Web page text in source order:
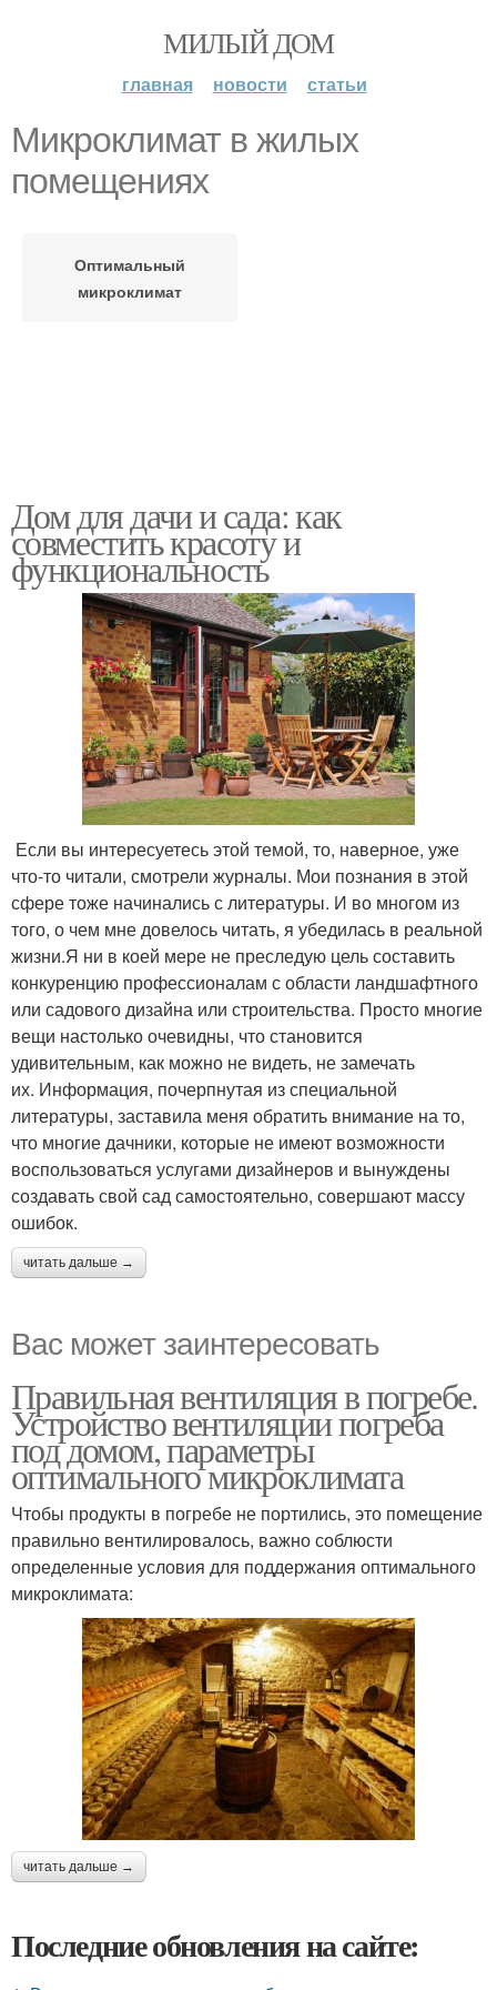
МИЛЫЙ ДОМ
главная новости статьи
Микроклимат в жилых
помещениях
Оптимальный
микроклимат
Дом для дачи и сада: как
совместить красоту и
функциональность
Если вы интересуетесь этой темой, то, наверное, уже
что-то читали, смотрели журналы. Мои познания в этой
сфере тоже начинались с литературы. И во многом из
того, о чем мне довелось читать, я убедилась в реальной
жизни.Я ни в коей мере не преследую цель составить
конкуренцию профессионалам с области ландшафтного
или садового дизайна или строительства. Просто многие
вещи настолько очевидны, что становится
удивительным, как можно не видеть, не замечать
их. Информация, почерпнутая из специальной
литературы, заставила меня обратить внимание на то,
что многие дачники, которые не имеют возможности
воспользоваться услугами дизайнеров и вынуждены
создавать свой сад самостоятельно, совершают массу
ошибок.
читать дальше →
Вас может заинтересовать
Правильная вентиляция в погребе.
Устройство вентиляции погреба
под домом, параметры
оптимального микроклимата
Чтобы продукты в погребе не портились, это помещение
правильно вентилировалось, важно соблюсти
определенные условия для поддержания оптимального
микроклимата:
читать дальше →
Последние обновления на сайте: